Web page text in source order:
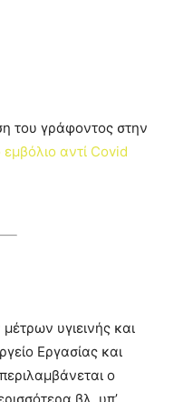
του γράφοντος στην
εμβόλιο αντί Covid
υγιεινής και
Εργασίας και
ο